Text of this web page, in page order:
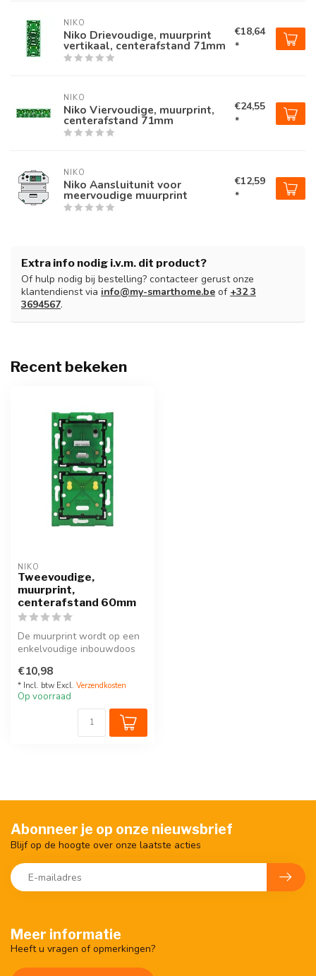
NIKO
Niko Drievoudige, muurprint
vertikaal, centerafstand 71mm
€18,64
*
NIKO
Niko Viervoudige, muurprint,
centerafstand 71mm
€24,55
*
NIKO
Niko Aansluitunit voor
meervoudige muurprint
€12,59
*
Extra info nodig i.v.m. dit product?
Of hulp nodig bij bestelling? contacteer gerust onze
klantendienst via info@my-smarthome.be of +32 3
3694567.
Recent bekeken
NIKO
Tweevoudige,
muurprint,
centerafstand 60mm
De muurprint wordt op een
enkelvoudige inbouwdoos
geplaa...
€10,98
* Incl. btw Excl. Verzendkosten
Op voorraad
Meer informatie
Heeft u vragen of opmerkingen?
Abonneer je op onze nieuwsbrief
Blijf op de hoogte over onze laatste acties